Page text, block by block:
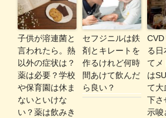
子供が溶連菌と
言われたら。熱
以外の症状は？
薬は必要？学校
や保育園は休ま
ないといけな
い？薬は飲みき
セフジニルは鉄
剤とキレートを
作るけれど何時
間あけて飲んだ
ら良い？
る日
てメ
は
て大
下さ
示唆